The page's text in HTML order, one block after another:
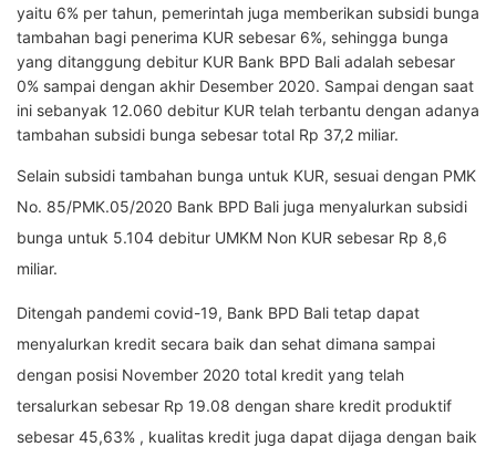
yaitu 6% per tahun, pemerintah juga memberikan subsidi bunga
tambahan bagi penerima KUR sebesar 6%, sehingga bunga
yang ditanggung debitur KUR Bank BPD Bali adalah sebesar
0% sampai dengan akhir Desember 2020. Sampai dengan saat
ini sebanyak 12.060 debitur KUR telah terbantu dengan adanya
tambahan subsidi bunga sebesar total Rp 37,2 miliar.
Selain subsidi tambahan bunga untuk KUR, sesuai dengan PMK
No. 85/PMK.05/2020 Bank BPD Bali juga menyalurkan subsidi
bunga untuk 5.104 debitur UMKM Non KUR sebesar Rp 8,6
miliar.
Ditengah pandemi covid-19, Bank BPD Bali tetap dapat
menyalurkan kredit secara baik dan sehat dimana sampai
dengan posisi November 2020 total kredit yang telah
tersalurkan sebesar Rp 19.08 dengan share kredit produktif
sebesar 45,63% , kualitas kredit juga dapat dijaga dengan baik